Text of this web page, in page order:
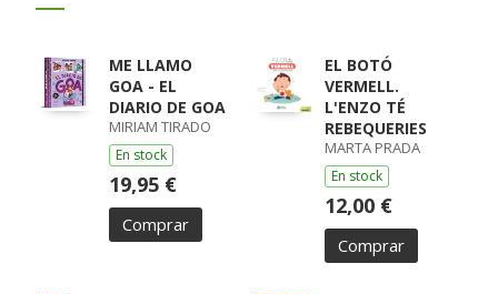
ME LLAMO
GOA - EL
DIARIO DE GOA
MIRIAM TIRADO
En stock
19,95 €
Comprar
EL BOTÓ
VERMELL.
L'ENZO TÉ
REBEQUERIES
MARTA PRADA
En stock
12,00 €
Comprar